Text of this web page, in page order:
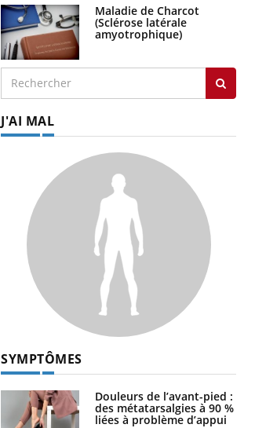
Maladie de Charcot
(Sclérose latérale
amyotrophique)
J'AI MAL
SYMPTÔMES
Douleurs de l’avant-pied :
des métatarsalgies à 90 %
liées à problème d’appui